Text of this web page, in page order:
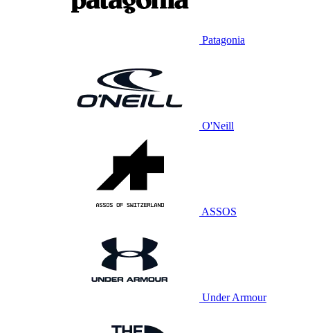
Patagonia
O'Neill
ASSOS
Under Armour